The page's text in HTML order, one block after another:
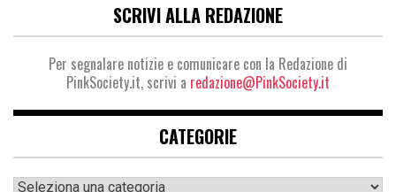
SCRIVI ALLA REDAZIONE
Per segnalare notizie e comunicare con la Redazione di
PinkSociety.it, scrivi a redazione@PinkSociety.it
CATEGORIE
Categorie